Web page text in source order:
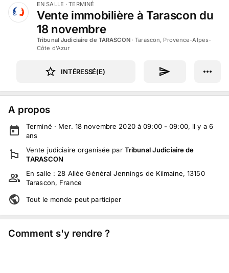
EN SALLE · TERMINÉ
Vente immobilière à Tarascon du
18 novembre
Tribunal Judiciaire de TARASCON·Tarascon, Provence-Alpes-
Côte d'Azur
INTÉRESSÉ(E)
A propos
Terminé · Mer. 18 novembre 2020 à 09:00 - 09:00, il y a 6
ans
Vente judiciaire organisée par Tribunal Judiciaire de
TARASCON
En salle : 28 Allée Général Jennings de Kilmaine, 13150
Tarascon, France
Tout le monde peut participer
Comment s'y rendre ?